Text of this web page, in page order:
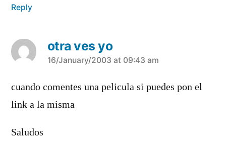
Reply
otra ves yo
says:
16/January/2003 at 09:43 am
cuando comentes una pelicula si puedes pon el
link a la misma
Saludos